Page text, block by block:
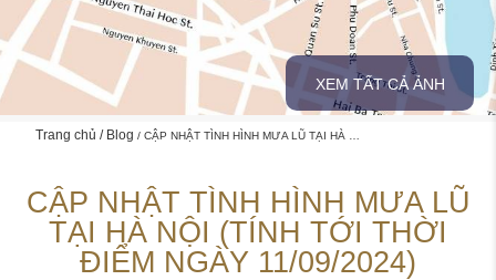
XEM TẤT CẢ ẢNH
Trang chủ Blog CẬP NHẬT TÌNH HÌNH MƯA LŨ TẠI HÀ …
CẬP NHẬT TÌNH HÌNH MƯA LŨ
TẠI HÀ NỘI (TÍNH TỚI THỜI
ĐIỂM NGÀY 11/09/2024)